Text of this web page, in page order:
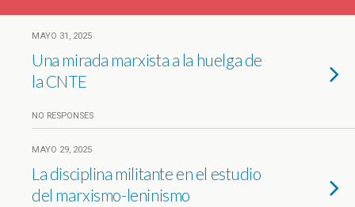
MAYO 31, 2025
Una mirada marxista a la huelga de
la CNTE
NO RESPONSES
MAYO 29, 2025
La disciplina militante en el estudio
del marxismo-leninismo